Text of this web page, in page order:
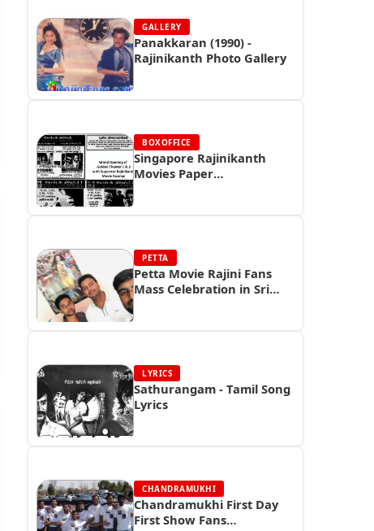
GALLERY
Panakkaran (1990) -
Rajinikanth Photo Gallery
BOXOFFICE
Singapore Rajinikanth
Movies Paper
PETTA
Petta Movie Rajini Fans
Mass Celebration in Sri
LYRICS
Sathurangam - Tamil Song
Lyrics
CHANDRAMUKHI
Chandramukhi First Day
First Show Fans